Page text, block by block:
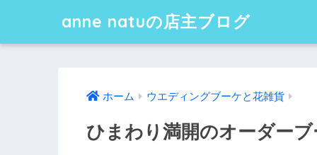
anne natuの店主ブログ
ホーム ウエディングブーケと花雑貨
ひまわり満開のオーダーブ